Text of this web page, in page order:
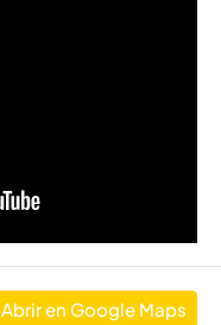
Abrir en Google Maps